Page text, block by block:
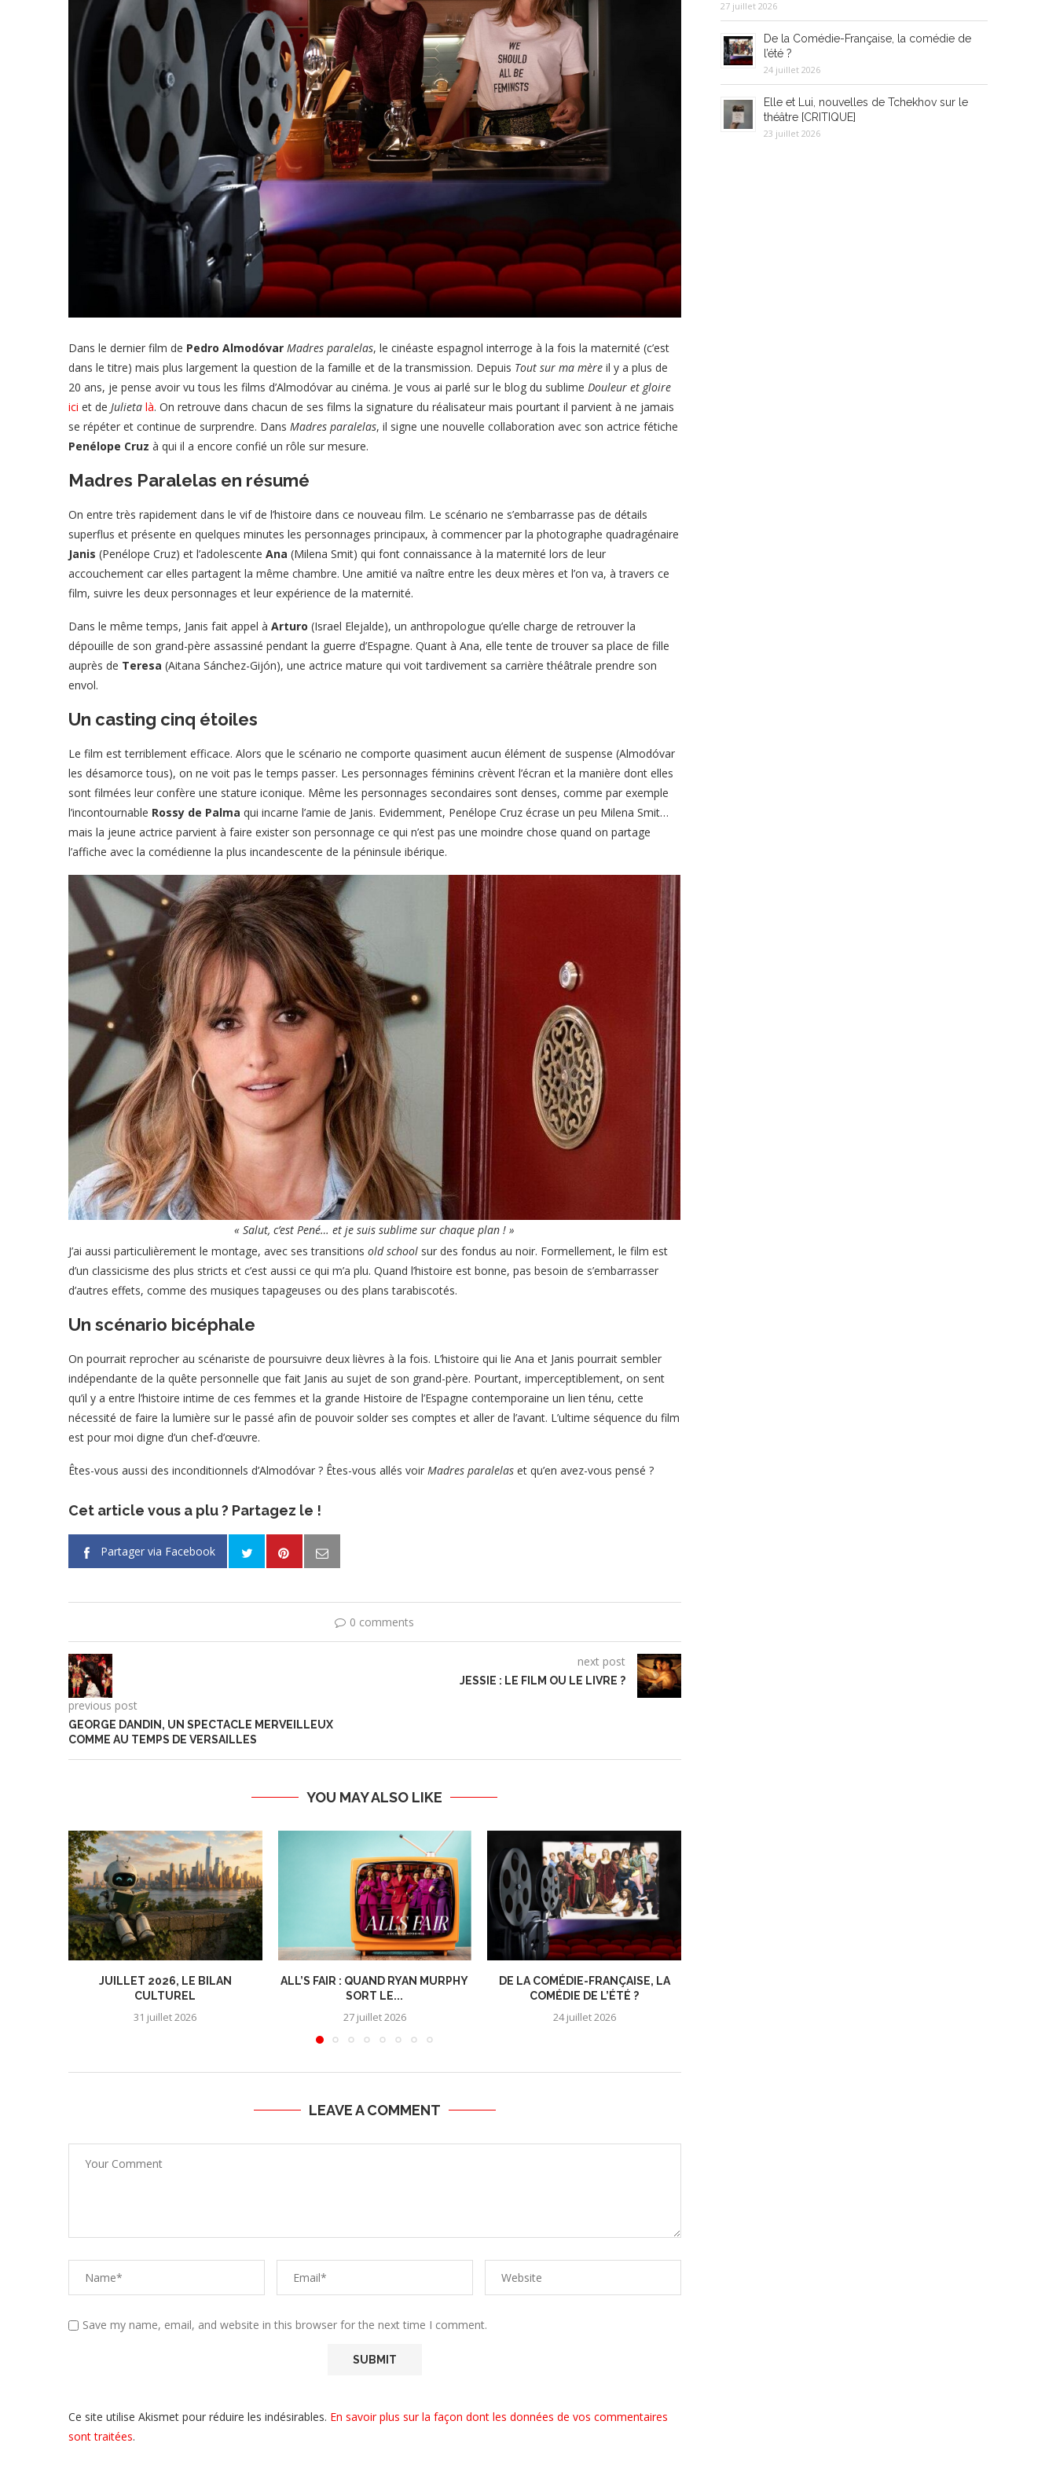
Dans le dernier film de Pedro Almodóvar Madres paralelas, le cinéaste espagnol interroge à la fois la maternité (c’est
dans le titre) mais plus largement la question de la famille et de la transmission. Depuis Tout sur ma mère il y a plus de
20 ans, je pense avoir vu tous les films d’Almodóvar au cinéma. Je vous ai parlé sur le blog du sublime Douleur et gloire
ici et de Julieta là. On retrouve dans chacun de ses films la signature du réalisateur mais pourtant il parvient à ne jamais
se répéter et continue de surprendre. Dans Madres paralelas, il signe une nouvelle collaboration avec son actrice fétiche
Penélope Cruz à qui il a encore confié un rôle sur mesure.
Madres Paralelas en résumé
On entre très rapidement dans le vif de l’histoire dans ce nouveau film. Le scénario ne s’embarrasse pas de détails
superflus et présente en quelques minutes les personnages principaux, à commencer par la photographe quadragénaire
Janis (Penélope Cruz) et l’adolescente Ana (Milena Smit) qui font connaissance à la maternité lors de leur
accouchement car elles partagent la même chambre. Une amitié va naître entre les deux mères et l’on va, à travers ce
film, suivre les deux personnages et leur expérience de la maternité.
Dans le même temps, Janis fait appel à Arturo (Israel Elejalde), un anthropologue qu’elle charge de retrouver la
dépouille de son grand-père assassiné pendant la guerre d’Espagne. Quant à Ana, elle tente de trouver sa place de fille
auprès de Teresa (Aitana Sánchez-Gijón), une actrice mature qui voit tardivement sa carrière théâtrale prendre son
envol.
Un casting cinq étoiles
Le film est terriblement efficace. Alors que le scénario ne comporte quasiment aucun élément de suspense (Almodóvar
les désamorce tous), on ne voit pas le temps passer. Les personnages féminins crèvent l’écran et la manière dont elles
sont filmées leur confère une stature iconique. Même les personnages secondaires sont denses, comme par exemple
l’incontournable Rossy de Palma qui incarne l’amie de Janis. Evidemment, Penélope Cruz écrase un peu Milena Smit…
mais la jeune actrice parvient à faire exister son personnage ce qui n’est pas une moindre chose quand on partage
l’affiche avec la comédienne la plus incandescente de la péninsule ibérique.
« Salut, c’est Pené… et je suis sublime sur chaque plan ! »
J’ai aussi particulièrement le montage, avec ses transitions old school sur des fondus au noir. Formellement, le film est
d’un classicisme des plus stricts et c’est aussi ce qui m’a plu. Quand l’histoire est bonne, pas besoin de s’embarrasser
d’autres effets, comme des musiques tapageuses ou des plans tarabiscotés.
Un scénario bicéphale
On pourrait reprocher au scénariste de poursuivre deux lièvres à la fois. L’histoire qui lie Ana et Janis pourrait sembler
indépendante de la quête personnelle que fait Janis au sujet de son grand-père. Pourtant, imperceptiblement, on sent
qu’il y a entre l’histoire intime de ces femmes et la grande Histoire de l’Espagne contemporaine un lien ténu, cette
nécessité de faire la lumière sur le passé afin de pouvoir solder ses comptes et aller de l’avant. L’ultime séquence du film
est pour moi digne d’un chef-d’œuvre.
Êtes-vous aussi des inconditionnels d’Almodóvar ? Êtes-vous allés voir Madres paralelas et qu’en avez-vous pensé ?
Cet article vous a plu ? Partagez le !
Partager via Facebook
0 comments
previous post
GEORGE DANDIN, UN SPECTACLE MERVEILLEUX
COMME AU TEMPS DE VERSAILLES
next post
JESSIE : LE FILM OU LE LIVRE ?
YOU MAY ALSO LIKE
JUILLET 2026, LE BILAN
CULTUREL
31 juillet 2026
ALL’S FAIR : QUAND RYAN MURPHY
SORT LE...
27 juillet 2026
DE LA COMÉDIE-FRANÇAISE, LA
COMÉDIE DE L’ÉTÉ ?
24 juillet 2026
LEAVE A COMMENT
Save my name, email, and website in this browser for the next time I comment.
Ce site utilise Akismet pour réduire les indésirables. En savoir plus sur la façon dont les données de vos commentaires
sont traitées.
27 juillet 2026
De la Comédie-Française, la comédie de
l’été ?
24 juillet 2026
Elle et Lui, nouvelles de Tchekhov sur le
théâtre [CRITIQUE]
23 juillet 2026